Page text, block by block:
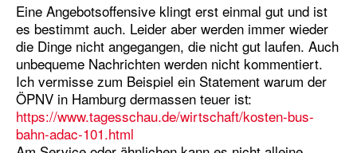
Eine Angebotsoffensive klingt erst einmal gut und ist
es bestimmt auch. Leider aber werden immer wieder
die Dinge nicht angegangen, die nicht gut laufen. Auch
unbequeme Nachrichten werden nicht kommentiert.
Ich vermisse zum Beispiel ein Statement warum der
ÖPNV in Hamburg dermassen teuer ist:
https://www.tagesschau.de/wirtschaft/kosten-bus-
bahn-adac-101.html